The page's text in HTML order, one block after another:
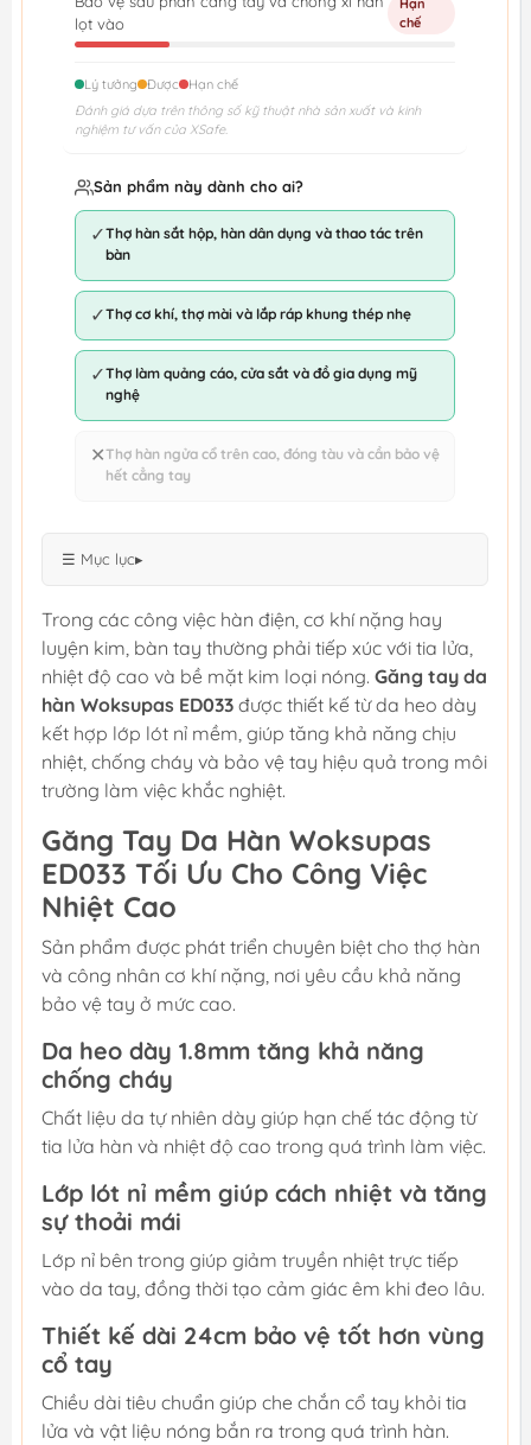
lọt vào
Hạn
chế
Lý tưởng Được
Hạn chế
Đánh giá dựa trên thông số kỹ thuật nhà sản xuất và kinh
nghiệm tư vấn của XSafe.
Sản phẩm này dành cho ai?
✓Thợ hàn sắt hộp, hàn dân dụng và thao tác trên
bàn
✓Thợ cơ khí, thợ mài và lắp ráp khung thép nhẹ
✓Thợ làm quảng cáo, cửa sắt và đồ gia dụng mỹ
nghệ
✕Thợ hàn ngửa cổ trên cao, đóng tàu và cần bảo vệ
hết cẳng tay
☰ Mục lục▸
Trong các công việc hàn điện, cơ khí nặng hay
luyện kim, bàn tay thường phải tiếp xúc với tia lửa,
nhiệt độ cao và bề mặt kim loại nóng. Găng tay da
hàn Woksupas ED033 được thiết kế từ da heo dày
kết hợp lớp lót nỉ mềm, giúp tăng khả năng chịu
nhiệt, chống cháy và bảo vệ tay hiệu quả trong môi
trường làm việc khắc nghiệt.
Găng Tay Da Hàn Woksupas
ED033 Tối Ưu Cho Công Việc
Nhiệt Cao
Sản phẩm được phát triển chuyên biệt cho thợ hàn
và công nhân cơ khí nặng, nơi yêu cầu khả năng
bảo vệ tay ở mức cao.
Da heo dày 1.8mm tăng khả năng
chống cháy
Chất liệu da tự nhiên dày giúp hạn chế tác động từ
tia lửa hàn và nhiệt độ cao trong quá trình làm việc.
Lớp lót nỉ mềm giúp cách nhiệt và tăng
sự thoải mái
Lớp nỉ bên trong giúp giảm truyền nhiệt trực tiếp
vào da tay, đồng thời tạo cảm giác êm khi đeo lâu.
Thiết kế dài 24cm bảo vệ tốt hơn vùng
cổ tay
Chiều dài tiêu chuẩn giúp che chắn cổ tay khỏi tia
lửa và vật liệu nóng bắn ra trong quá trình hàn.